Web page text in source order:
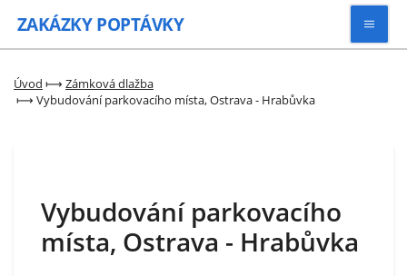
ZAKÁZKY POPTÁVKY
Zaregistrovat se
Úvod ⟼ Zámková dlažba
⟼ Vybudování parkovacího místa, Ostrava - Hrabůvka
Vybudování parkovacího
místa, Ostrava - Hrabůvka